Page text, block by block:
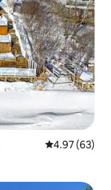
レビュー63
4.97 (63)